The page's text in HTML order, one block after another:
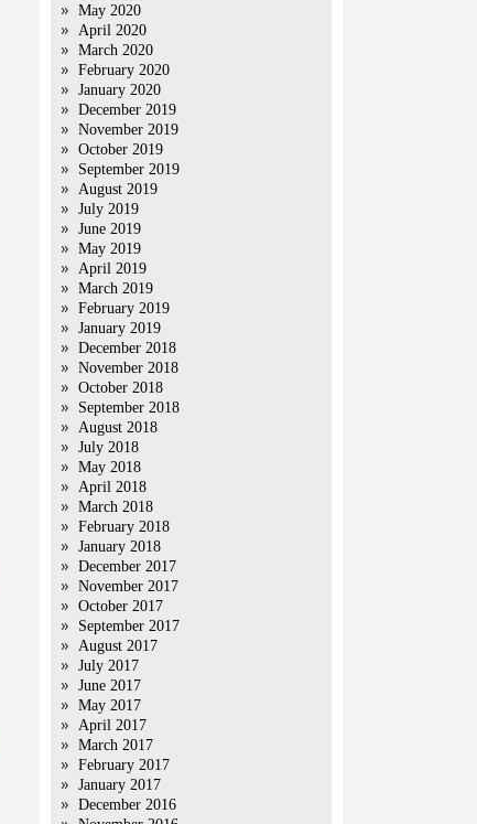
May 2020
April 2020
March 2020
February 2020
January 2020
December 2019
November 2019
October 2019
September 2019
August 2019
July 2019
June 2019
May 2019
April 2019
March 2019
February 2019
January 2019
December 2018
November 2018
October 2018
September 2018
August 2018
July 2018
May 2018
April 2018
March 2018
February 2018
January 2018
December 2017
November 2017
October 2017
September 2017
August 2017
July 2017
June 2017
May 2017
April 2017
March 2017
February 2017
January 2017
December 2016